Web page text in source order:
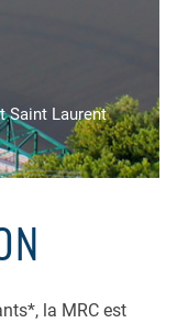
Saint Laurent
la MRC est